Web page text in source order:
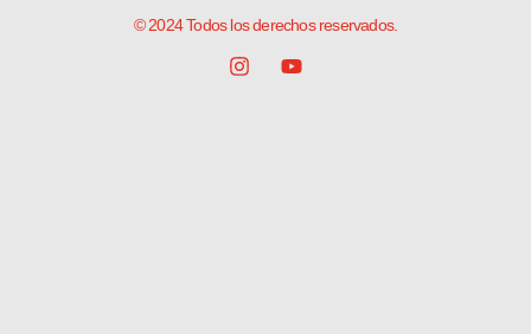
© 2024 Todos los derechos reservados.